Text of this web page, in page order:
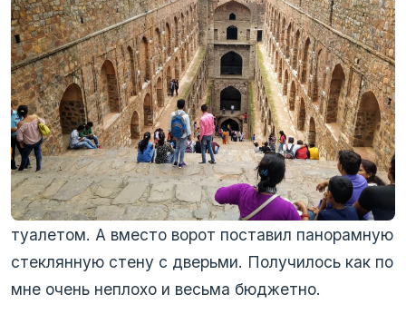
Чтобы увеличить свой заработок я решил
“построить хостел”. Для этого договорился с
владельцем забрать еще и его гараж, где
хранилась куча хла.. его ценных вещей. Для
этого построил для него небольшую пристройку,
чтобы перенести туда все вещи.
Гараж был большой, с окном и отдельным
выходом к которому я пристроил душевую с
туалетом. А вместо ворот поставил панорамную
стеклянную стену с дверьми. Получилось как по
мне очень неплохо и весьма бюджетно.